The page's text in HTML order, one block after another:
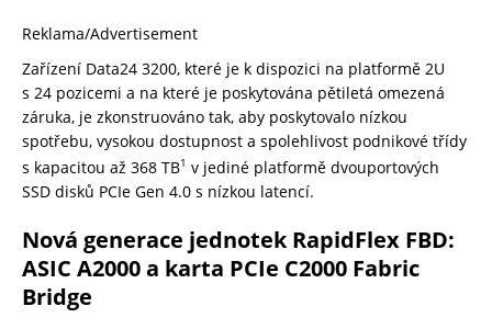
Reklama/Advertisement
Zařízení Data24 3200, které je k dispozici na platformě 2U
s 24 pozicemi a na které je poskytována pětiletá omezená
záruka, je zkonstruováno tak, aby poskytovalo nízkou
spotřebu, vysokou dostupnost a spolehlivost podnikové třídy
s kapacitou až 368 TB1 v jediné platformě dvouportových
SSD disků PCIe Gen 4.0 s nízkou latencí.
Nová generace jednotek RapidFlex FBD:
ASIC A2000 a karta PCIe C2000 Fabric
Bridge